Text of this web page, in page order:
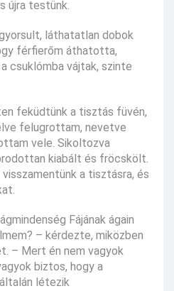
újra testünk.
láthatatlan dobok
férfierőm áthatotta,
csuklómba vájtak, szinte
feküdtünk a tisztás füvén,
felugrottam, nevetve
vele. Sikoltozva
kiabált és fröcskölt.
a tisztásra, és
Fájának ágain
– kérdezte, miközben
– Mert én nem vagyok
biztos, hogy a
létezik